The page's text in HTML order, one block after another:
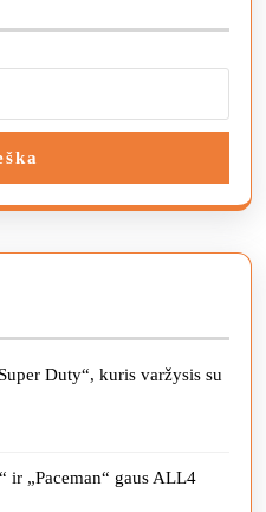
Duty“, kuris varžysis su
ir „Paceman“ gaus ALL4